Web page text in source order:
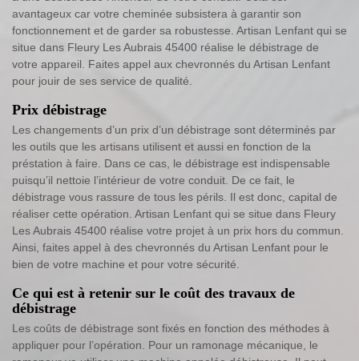
avantageux car votre cheminée subsistera à garantir son
fonctionnement et de garder sa robustesse. Artisan Lenfant qui se
situe dans Fleury Les Aubrais 45400 réalise le débistrage de
votre appareil. Faites appel aux chevronnés du Artisan Lenfant
pour jouir de ses service de qualité.
Prix débistrage
Les changements d’un prix d’un débistrage sont déterminés par
les outils que les artisans utilisent et aussi en fonction de la
préstation à faire. Dans ce cas, le débistrage est indispensable
puisqu’il nettoie l’intérieur de votre conduit. De ce fait, le
débistrage vous rassure de tous les périls. Il est donc, capital de
réaliser cette opération. Artisan Lenfant qui se situe dans Fleury
Les Aubrais 45400 réalise votre projet à un prix hors du commun.
Ainsi, faites appel à des chevronnés du Artisan Lenfant pour le
bien de votre machine et pour votre sécurité.
Ce qui est à retenir sur le coût des travaux de
débistrage
Les coûts de débistrage sont fixés en fonction des méthodes à
appliquer pour l’opération. Pour un ramonage mécanique, le